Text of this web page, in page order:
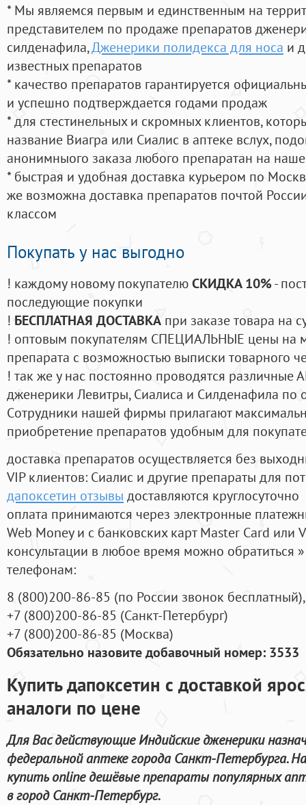
* Мы являемся первым и единственным на
представителем по продаже препаратов
силденафила,Дженерики полидекса для носа и
известных препаратов
* качество препаратов гарантируется
и успешно подтверждается годами продаж
* для стестинельных и скромных клиентов,
название Виагра или Сиалис в аптеке вслух,
анонимныого заказа любого препаратан на
* быстрая и удобная доставка курьером по
же возможна доставка препаратов почтой
классом
Покупать у нас выгодно
! каждому новому покупателюСКИДКА 10%-
последующие покупки
! БЕСПЛАТНАЯ ДОСТАВКА при заказе товара на
! оптовым покупателям СПЕЦИАЛЬНЫЕ цены на
препарата с возможностью выписки товарного
! так же у нас постоянно проводятся
дженерики Левитры, Сиалиса и Силденафила по
Cотрудники нашей фирмы прилагают
приобретение препаратов удобным для
доставка препаратов осуществляется без
VIP клиентов: Сиалис и другие препараты для
дапоксетин отзывы доставляются круглосуточно
оплата принимаются через электронные
Web Money и с банковских карт Master Card или
консультации в любое время можно обратиться
телефонам:
8 (800)200-86-85 (по России звонок бесплатный),
+7 (800)200-86-85 (Санкт-Петербург)
+7 (800)200-86-85 (Москва)
Обязательно назовите добавочный номер: 3533
Купить дапоксетин с доставкой
аналоги по цене
Для Вас действующие Индийские дженерики
федеральной аптеке города Санкт-Петербурга.
купить online дешёвые препараты популярных
в город Санкт-Петербург.